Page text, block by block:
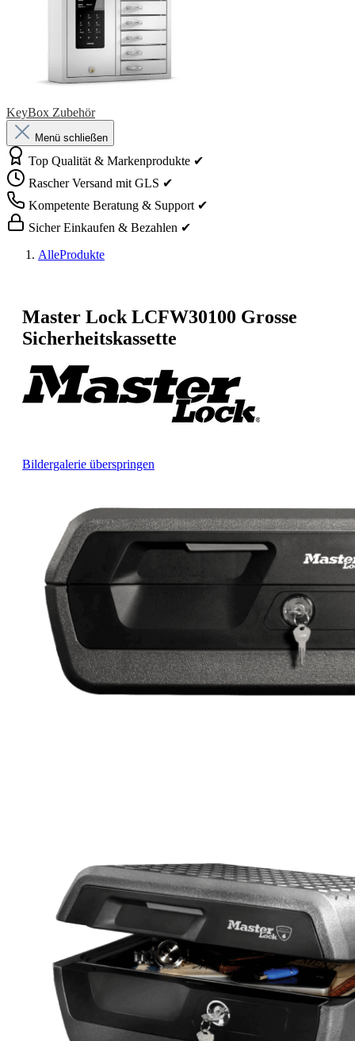
KeyBox Zubehör
Menü schließen
Top Qualität & Markenprodukte ✔
Rascher Versand mit GLS ✔
Kompetente Beratung & Support ✔
Sicher Einkaufen & Bezahlen ✔
AlleProdukte
Master Lock LCFW30100 Grosse
Sicherheitskassette
Bildergalerie überspringen